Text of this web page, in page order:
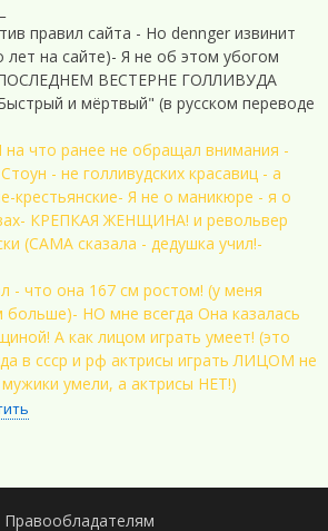
правил сайта - Но dennger извинит
лет на сайте)- Я не об этом убогом
ВЕСТЕРНЕ ГОЛЛИВУДА
и мёртвый" (в русском переводе
что ранее не обращал внимания -
- не голливудских красавиц - а
крестьянские- Я не о маникюре - я о
КРЕПКАЯ ЖЕНЩИНА! и револьвер
(САМА сказала - дедушка учил!-
- что она 167 см ростом! (у меня
больше)- НО мне всегда Она казалась
А как лицом играть умеет! (это
в ссср и рф актрисы играть ЛИЦОМ не
умели, а актрисы НЕТ!)
Правообладателям